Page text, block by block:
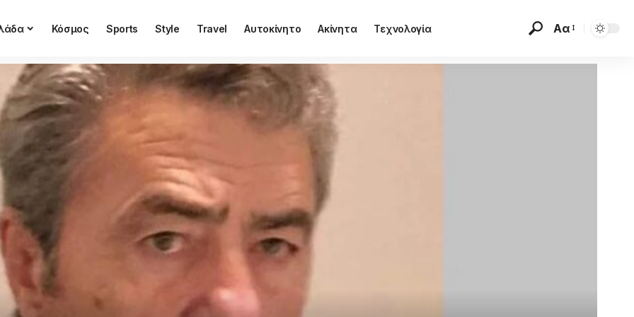
Κόσμος Sports Style Travel Αυτοκίνητο Ακίνητα Τεχνολογία Αα